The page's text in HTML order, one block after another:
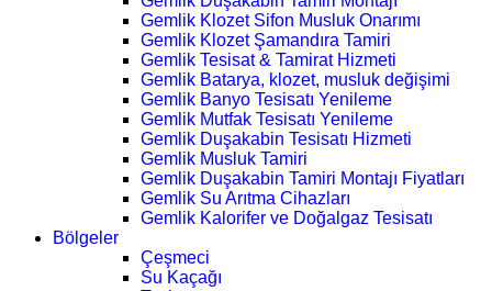
Gemlik Klozet Sifon Musluk Onarımı
Gemlik Klozet Şamandıra Tamiri
Gemlik Tesisat & Tamirat Hizmeti
Gemlik Batarya, klozet, musluk değişimi
Gemlik Banyo Tesisatı Yenileme
Gemlik Mutfak Tesisatı Yenileme
Gemlik Duşakabin Tesisatı Hizmeti
Gemlik Musluk Tamiri
Gemlik Duşakabin Tamiri Montajı Fiyatları
Gemlik Su Arıtma Cihazları
Gemlik Kalorifer ve Doğalgaz Tesisatı
Bölgeler
Çeşmeci
Su Kaçağı